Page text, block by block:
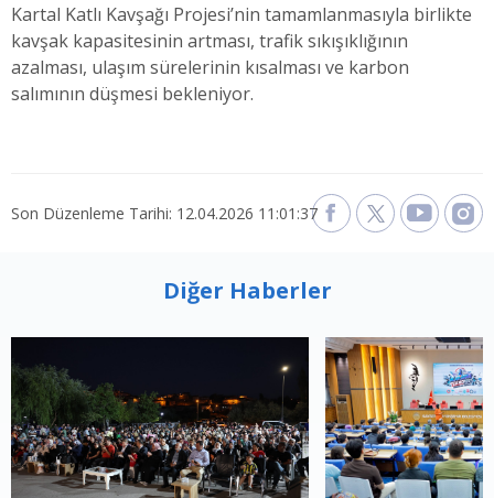
Kartal Katlı Kavşağı Projesi’nin tamamlanmasıyla birlikte
kavşak kapasitesinin artması, trafik sıkışıklığının
azalması, ulaşım sürelerinin kısalması ve karbon
salımının düşmesi bekleniyor.
Son Düzenleme Tarihi: 12.04.2026 11:01:37
Diğer Haberler